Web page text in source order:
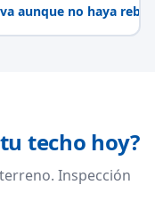
aunque no haya
techo hoy?
Inspección